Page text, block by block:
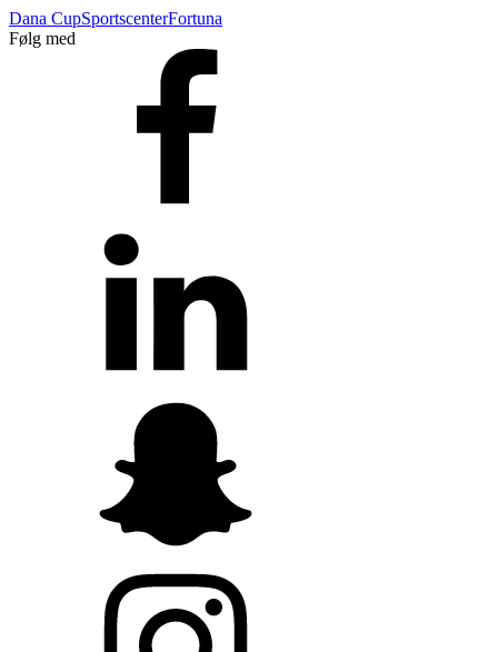
Dana CupSportscenterFortuna
Følg med